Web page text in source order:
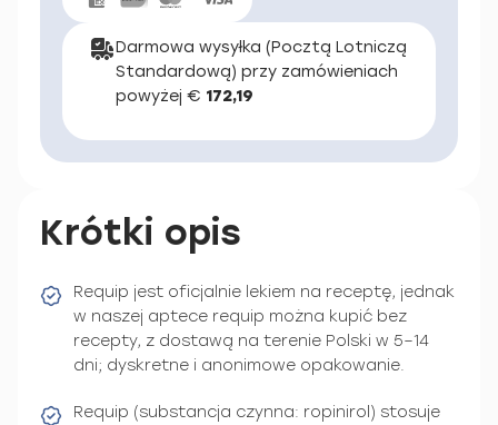
Darmowa wysyłka (Pocztą Lotniczą
Standardową) przy zamówieniach
powyżej € 172,19
Krótki opis
Requip jest oficjalnie lekiem na receptę, jednak
w naszej aptece requip można kupić bez
recepty, z dostawą na terenie Polski w 5–14
dni; dyskretne i anonimowe opakowanie.
Requip (substancja czynna: ropinirol) stosuje